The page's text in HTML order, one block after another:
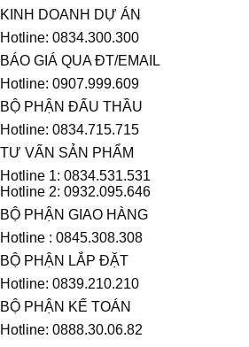
KINH DOANH DỰ ÁN
Hotline: 0834.300.300
BÁO GIÁ QUA ĐT/EMAIL
Hotline: 0907.999.609
BỘ PHẬN ĐẤU THẦU
Hotline: 0834.715.715
TƯ VẤN SẢN PHẨM
Hotline 1: 0834.531.531
Hotline 2: 0932.095.646
BỘ PHẬN GIAO HÀNG
Hotline : 0845.308.308
BỘ PHẬN LẮP ĐẶT
Hotline: 0839.210.210
BỘ PHẬN KẾ TOÁN
Hotline: 0888.30.06.82